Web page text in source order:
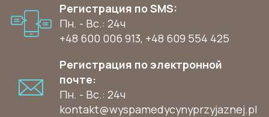
Регистрация по SMS:
Пн. - Вс.: 24ч
+48 600 006 913, +48 609 554 425
Регистрация по электронной
почте:
Пн. - Вс.: 24ч
kontakt@wyspamedycynyprzyjaznej.pl